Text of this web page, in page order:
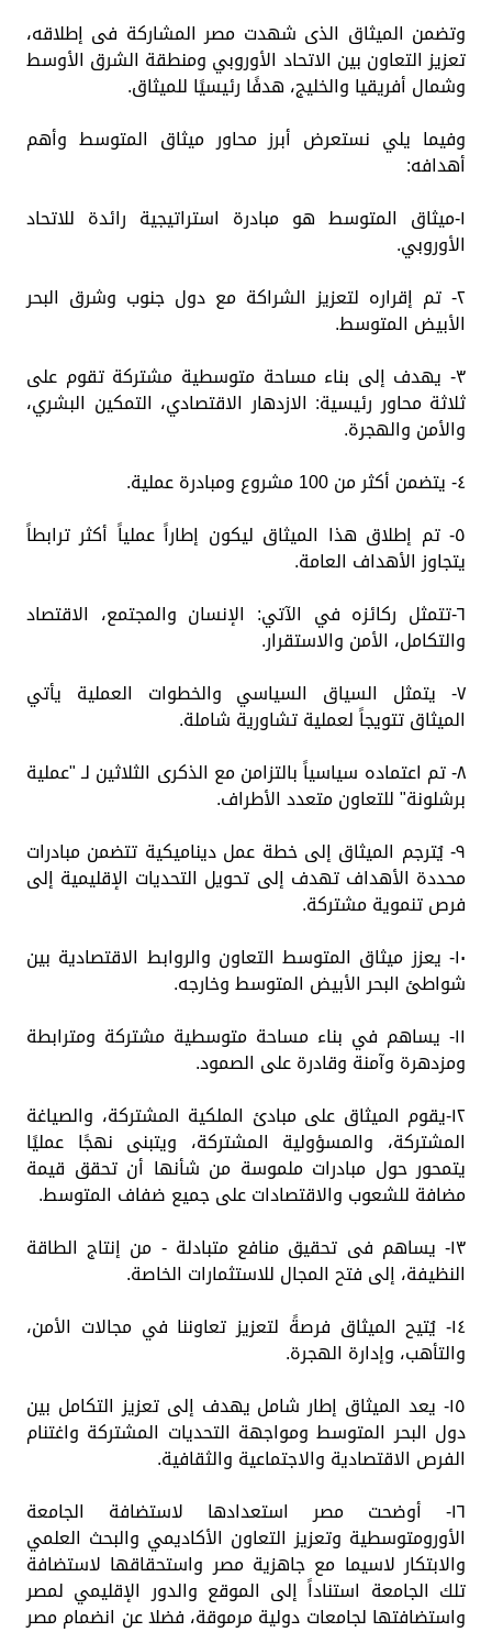
وتضمن الميثاق الذى شهدت مصر المشاركة فى إطلاقه،
تعزيز التعاون بين الاتحاد الأوروبي ومنطقة الشرق الأوسط
وشمال أفريقيا والخليج، هدفًا رئيسيًا للميثاق.
وفيما يلي نستعرض أبرز محاور ميثاق المتوسط وأهم
أهدافه:
١-ميثاق المتوسط هو مبادرة استراتيجية رائدة للاتحاد
الأوروبي.
٢- تم إقراره لتعزيز الشراكة مع دول جنوب وشرق البحر
الأبيض المتوسط.
٣- يهدف إلى بناء مساحة متوسطية مشتركة تقوم على
ثلاثة محاور رئيسية: الازدهار الاقتصادي، التمكين البشري،
والأمن والهجرة.
٤- يتضمن أكثر من 100 مشروع ومبادرة عملية.
٥- تم إطلاق هذا الميثاق ليكون إطاراً عملياً أكثر ترابطاً
يتجاوز الأهداف العامة.
٦-تتمثل ركائزه في الآتي: الإنسان والمجتمع، الاقتصاد
والتكامل، الأمن والاستقرار.
٧- يتمثل السياق السياسي والخطوات العملية يأتي
الميثاق تتويجاً لعملية تشاورية شاملة.
٨- تم اعتماده سياسياً بالتزامن مع الذكرى الثلاثين لـ "عملية
برشلونة" للتعاون متعدد الأطراف.
٩- يُترجم الميثاق إلى خطة عمل ديناميكية تتضمن مبادرات
محددة الأهداف تهدف إلى تحويل التحديات الإقليمية إلى
فرص تنموية مشتركة.
١٠- يعزز ميثاق المتوسط ​​التعاون والروابط الاقتصادية بين
شواطئ البحر الأبيض المتوسط ​​وخارجه.
١١- يساهم في بناء مساحة متوسطية مشتركة ومترابطة
ومزدهرة وآمنة وقادرة على الصمود.
١٢-يقوم الميثاق على مبادئ الملكية المشتركة، والصياغة
المشتركة، والمسؤولية المشتركة، ويتبنى نهجًا عمليًا
يتمحور حول مبادرات ملموسة من شأنها أن تحقق قيمة
مضافة للشعوب والاقتصادات على جميع ضفاف المتوسط.
١٣- يساهم فى تحقيق منافع متبادلة - من إنتاج الطاقة
النظيفة، إلى فتح المجال للاستثمارات الخاصة.
١٤- يُتيح الميثاق فرصةً لتعزيز تعاوننا في مجالات الأمن،
والتأهب، وإدارة الهجرة.
١٥- يعد الميثاق إطار شامل يهدف إلى تعزيز التكامل بين
دول البحر المتوسط ومواجهة التحديات المشتركة واغتنام
الفرص الاقتصادية والاجتماعية والثقافية.
١٦- أوضحت مصر استعدادها لاستضافة الجامعة
الأورومتوسطية وتعزيز التعاون الأكاديمي والبحث العلمي
والابتكار لاسيما مع جاهزية مصر واستحقاقها لاستضافة
تلك الجامعة استناداً إلى الموقع والدور الإقليمي لمصر
واستضافتها لجامعات دولية مرموقة، فضلا عن انضمام مصر